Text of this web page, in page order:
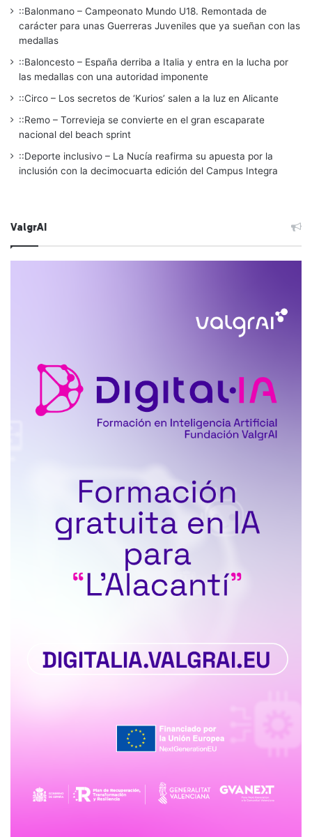
::Balonmano – Campeonato Mundo U18. Remontada de
carácter para unas Guerreras Juveniles que ya sueñan con las
medallas
::Baloncesto – España derriba a Italia y entra en la lucha por
las medallas con una autoridad imponente
::Circo – Los secretos de ‘Kurios’ salen a la luz en Alicante
::Remo – Torrevieja se convierte en el gran escaparate
nacional del beach sprint
::Deporte inclusivo – La Nucía reafirma su apuesta por la
inclusión con la decimocuarta edición del Campus Integra
ValgrAI